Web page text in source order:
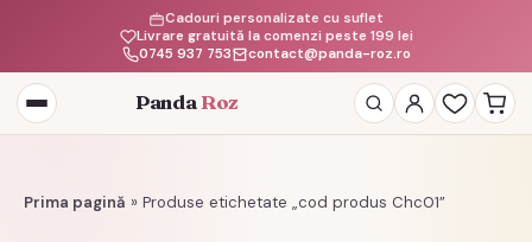
Livrare gratuită la comenzi peste 199 lei
Cadouri personalizate cu suflet
0745 937 753
contact@panda-roz.ro
Deschide
meniul
Panda Roz
Prima pagină » Produse etichetate „cod produs Chc01”